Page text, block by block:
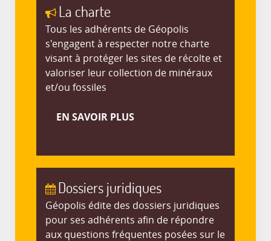
La charte
Tous les adhérents de Géopolis
s'engagent à respecter notre charte
visant à protéger les sites de récolte et
valoriser leur collection de minéraux
et/ou fossiles
EN SAVOIR PLUS
Dossiers juridiques
Géopolis édite des dossiers juridiques
pour ses adhérents afin de répondre
aux questions fréquentes posées sur le